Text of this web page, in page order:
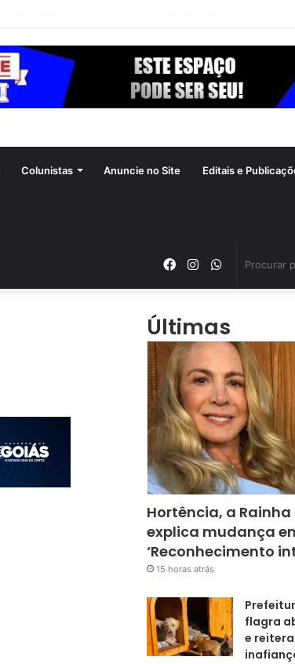
Colunistas Anuncie no Site Editais e
WhatsApp
Instagram
Facebook
Últimas
Hortência, a
explica mudança
‘Reconhecimento
15 horas atrás
flagra
e